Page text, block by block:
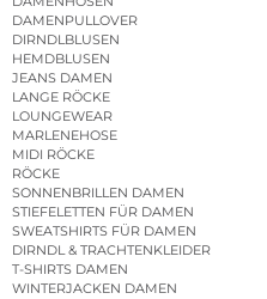
DAMENPULLOVER
DIRNDLBLUSEN
HEMDBLUSEN
JEANS DAMEN
LANGE RÖCKE
LOUNGEWEAR
MARLENEHOSE
MIDI RÖCKE
RÖCKE
SONNENBRILLEN DAMEN
STIEFELETTEN FÜR DAMEN
SWEATSHIRTS FÜR DAMEN
DIRNDL & TRACHTENKLEIDER
T-SHIRTS DAMEN
WINTERJACKEN DAMEN